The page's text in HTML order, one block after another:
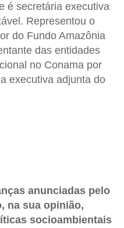
é secretária executiva
Representou o
do Fundo Amazônia
das entidades
no Conama por
executiva adjunta do
anunciadas pelo
na sua opinião,
socioambientais